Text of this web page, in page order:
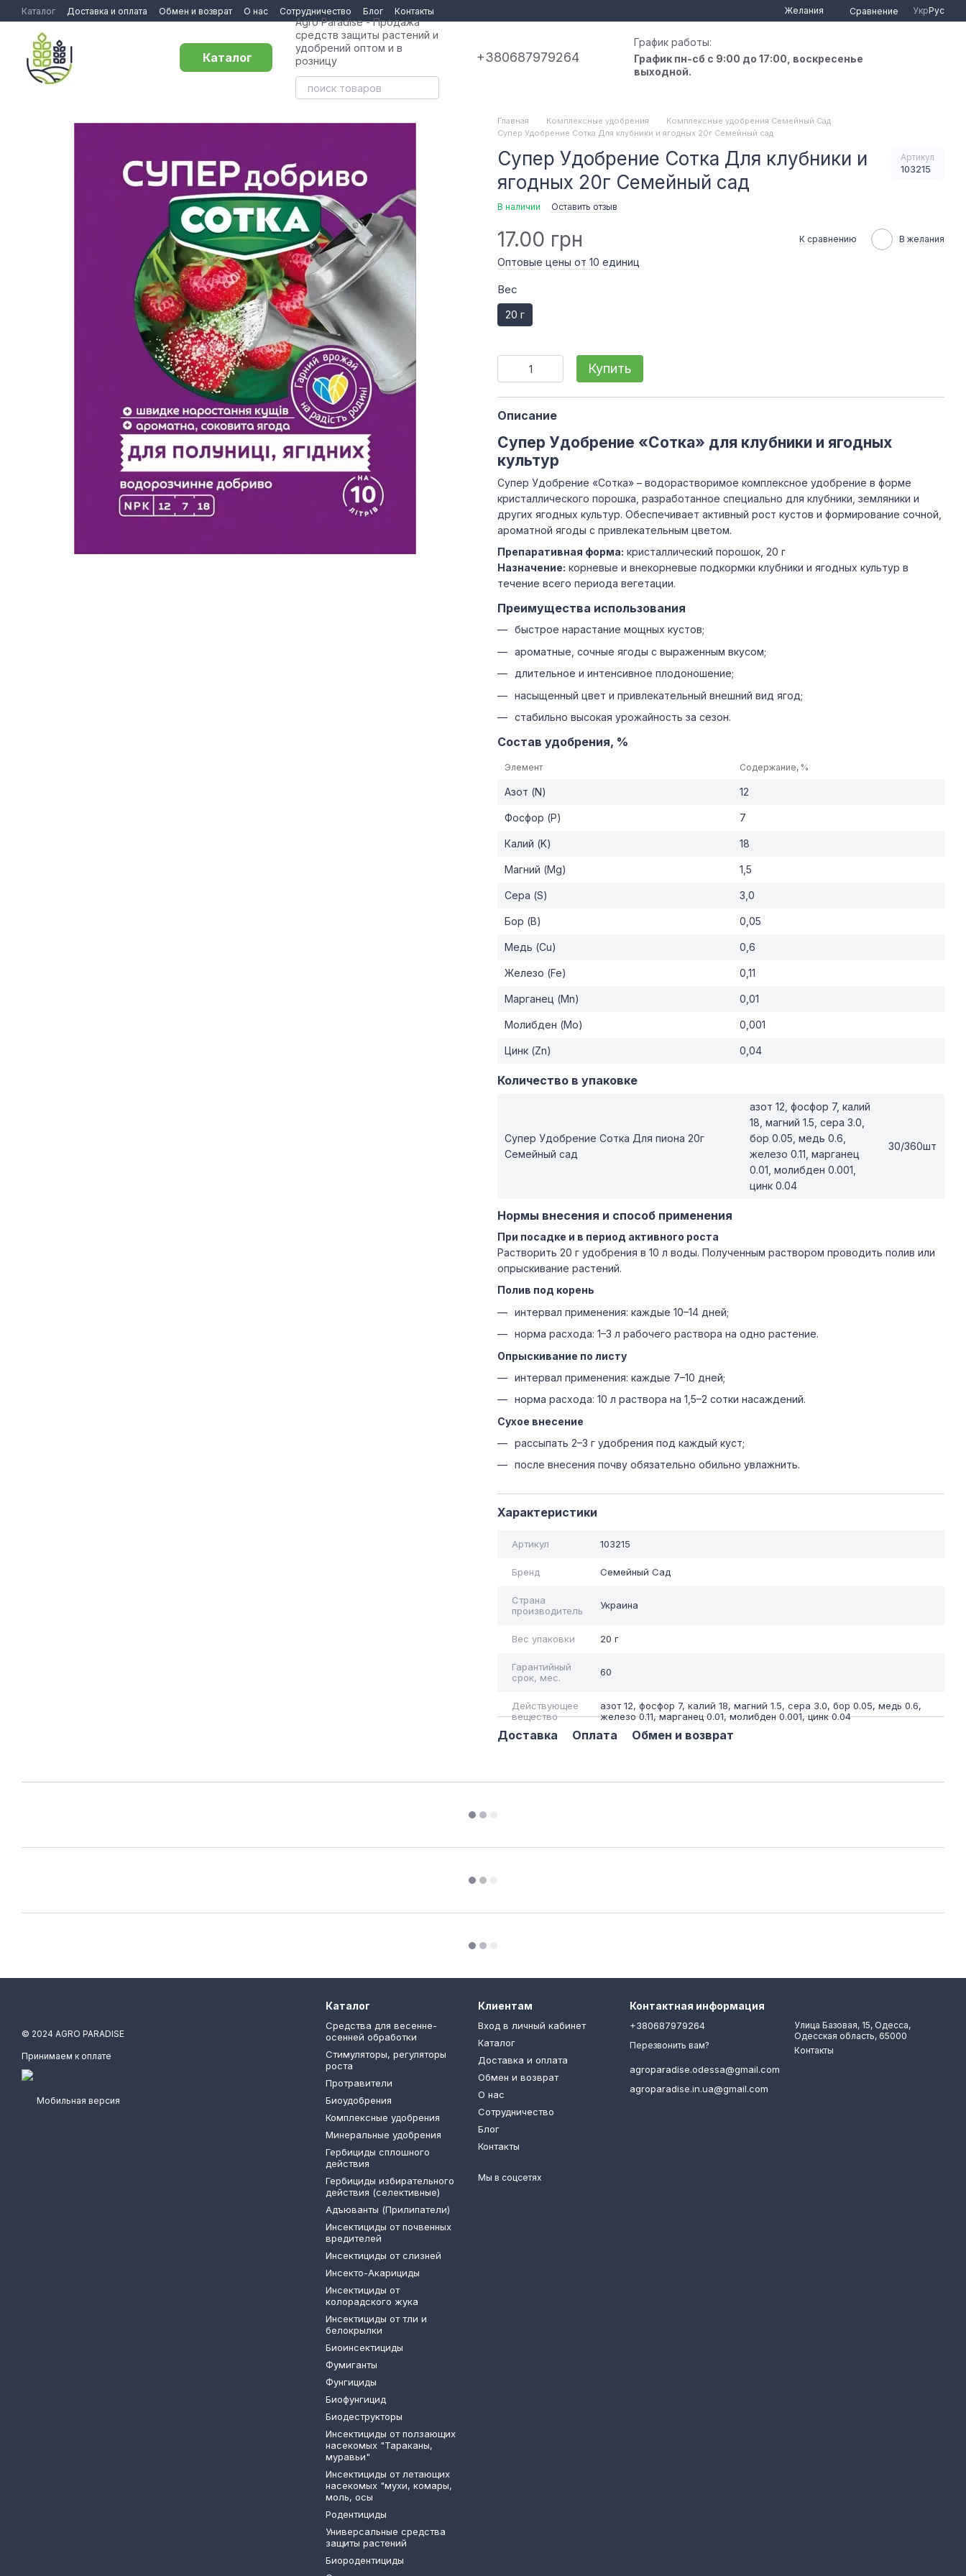
Перейти к основному контенту
Каталог Доставка и оплата Обмен и возврат О нас Сотрудничество Блог Контакты Желания Сравнение УкрРус
Каталог
Agro Paradise - Продажа
средств защиты растений и
удобрений оптом и в
розницу
+380687979264
График работы:
График пн-сб с 9:00 до 17:00, воскресенье
выходной.
Главная Комплексные удобрения
Комплексные удобрения Семейный Сад
Супер Удобрение Сотка Для клубники и ягодных 20г Семейный сад
Супер Удобрение Сотка Для клубники и
ягодных 20г Семейный сад
Артикул
103215
В наличии Оставить отзыв
17.00 грн К сравнению В желания
Оптовые цены от 10 единиц
Вес
20 г
Купить
Описание
Супер Удобрение «Сотка» для клубники и ягодных
культур
Супер Удобрение «Сотка» – водорастворимое комплексное удобрение в форме
кристаллического порошка, разработанное специально для клубники, земляники и
других ягодных культур. Обеспечивает активный рост кустов и формирование сочной,
ароматной ягоды с привлекательным цветом.
Препаративная форма: кристаллический порошок, 20 г
Назначение: корневые и внекорневые подкормки клубники и ягодных культур в
течение всего периода вегетации.
Преимущества использования
быстрое нарастание мощных кустов;
ароматные, сочные ягоды с выраженным вкусом;
длительное и интенсивное плодоношение;
насыщенный цвет и привлекательный внешний вид ягод;
стабильно высокая урожайность за сезон.
Состав удобрения, %
Элемент Содержание, %
Азот (N) 12
Фосфор (P) 7
Калий (K) 18
Магний (Mg) 1,5
Сера (S) 3,0
Бор (B) 0,05
Медь (Cu) 0,6
Железо (Fe) 0,11
Марганец (Mn) 0,01
Молибден (Mo) 0,001
Цинк (Zn) 0,04
Количество в упаковке
Супер Удобрение Сотка Для пиона 20г
Семейный сад
азот 12, фосфор 7, калий
18, магний 1.5, сера 3.0,
бор 0.05, медь 0.6,
железо 0.11, марганец
0.01, молибден 0.001,
цинк 0.04
30/360шт
Нормы внесения и способ применения
При посадке и в период активного роста
Растворить 20 г удобрения в 10 л воды. Полученным раствором проводить полив или
опрыскивание растений.
Полив под корень
интервал применения: каждые 10–14 дней;
норма расхода: 1–3 л рабочего раствора на одно растение.
Опрыскивание по листу
интервал применения: каждые 7–10 дней;
норма расхода: 10 л раствора на 1,5–2 сотки насаждений.
Сухое внесение
рассыпать 2–3 г удобрения под каждый куст;
после внесения почву обязательно обильно увлажнить.
Характеристики
Артикул 103215
Бренд Семейный Сад
Страна
производитель
Украина
Вес упаковки 20 г
Гарантийный
срок, мес.
60
Действующее
вещество
азот 12, фосфор 7, калий 18, магний 1.5, сера 3.0, бор 0.05, медь 0.6,
железо 0.11, марганец 0.01, молибден 0.001, цинк 0.04
Доставка Оплата Обмен и возврат
© 2024 AGRO PARADISE
Принимаем к оплате
Мобильная версия
Каталог
Средства для весенне-
осенней обработки
Стимуляторы, регуляторы
роста
Протравители
Биоудобрения
Комплексные удобрения
Минеральные удобрения
Гербициды сплошного
действия
Гербициды избирательного
действия (селективные)
Адъюванты (Прилипатели)
Инсектициды от почвенных
вредителей
Инсектициды от слизней
Инсекто-Акарициды
Инсектициды от
колорадского жука
Инсектициды от тли и
белокрылки
Биоинсектициды
Фумиганты
Фунгициды
Биофунгицид
Биодеструкторы
Инсектициды от ползающих
насекомых "Тараканы,
муравьи"
Инсектициды от летающих
насекомых "мухи, комары,
моль, осы
Родентициды
Универсальные средства
защиты растений
Биородентициды
Клиентам
Вход в личный кабинет
Каталог
Доставка и оплата
Обмен и возврат
О нас
Сотрудничество
Блог
Контакты
Мы в соцсетях
Контактная информация
+380687979264
Перезвонить вам?
agroparadise.odessa@gmail.com
agroparadise.in.ua@gmail.com
Улица Базовая, 15, Одесса,
Одесская область, 65000
Контакты